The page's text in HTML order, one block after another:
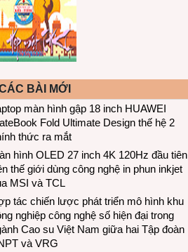
BÀI MỚI
màn hình gập 18 inch HUAWEI
Fold Ultimate Design thế hệ 2
thức ra mắt
hình OLED 27 inch 4K 120Hz đầu tiên
thế giới dùng công nghệ in phun inkjet
MSI và TCL
tác chiến lược phát triển mô hình khu
nghiệp công nghệ số hiện đại trong
Cao su Việt Nam giữa hai Tập đoàn
và VRG